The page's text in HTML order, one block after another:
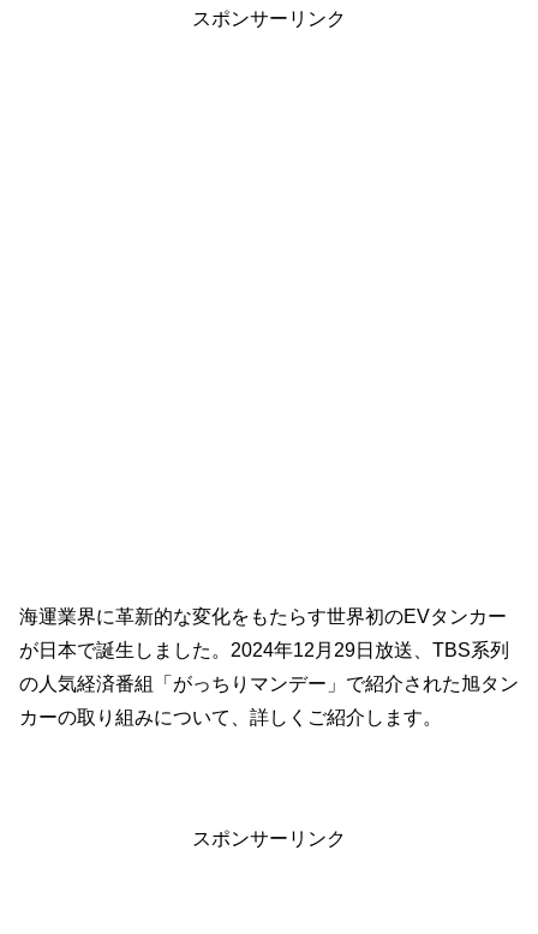
スポンサーリンク
海運業界に革新的な変化をもたらす世界初のEVタンカー
が日本で誕生しました。2024年12月29日放送、TBS系列
の人気経済番組「がっちりマンデー」で紹介された旭タン
カーの取り組みについて、詳しくご紹介します。
スポンサーリンク